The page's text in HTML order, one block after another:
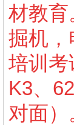
材教育
掘机，
培训考
K3、
对面）